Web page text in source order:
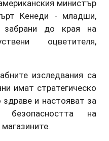
министър
Кенеди - младши,
до края на
оцветителя,
изследвания са
имат стратегическо
и настояват за
на